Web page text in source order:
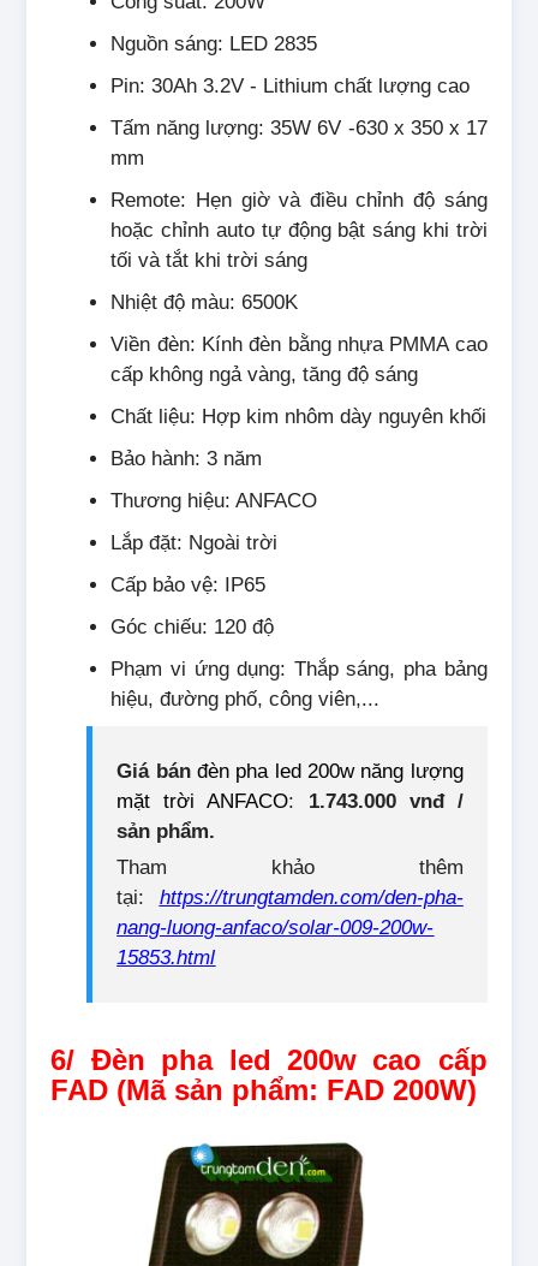
Nguồn sáng: LED 2835
Pin: 30Ah 3.2V - Lithium chất lượng cao
Tấm năng lượng: 35W 6V -630 x 350 x 17
mm
Remote: Hẹn giờ và điều chỉnh độ sáng
hoặc chỉnh auto tự động bật sáng khi trời
tối và tắt khi trời sáng
Nhiệt độ màu: 6500K
Viền đèn: Kính đèn bằng nhựa PMMA cao
cấp không ngả vàng, tăng độ sáng
Chất liệu: Hợp kim nhôm dày nguyên khối
Bảo hành: 3 năm
Thương hiệu: ANFACO
Lắp đặt: Ngoài trời
Cấp bảo vệ: IP65
Góc chiếu: 120 độ
Phạm vi ứng dụng: Thắp sáng, pha bảng
hiệu, đường phố, công viên,...
Giá bán đèn pha led 200w năng lượng
mặt trời ANFACO: 1.743.000 vnđ /
sản phẩm.
Tham khảo thêm
tại: https://trungtamden.com/den-pha-
nang-luong-anfaco/solar-009-200w-
15853.html
6/ Đèn pha led 200w cao cấp
FAD (Mã sản phẩm: FAD 200W)